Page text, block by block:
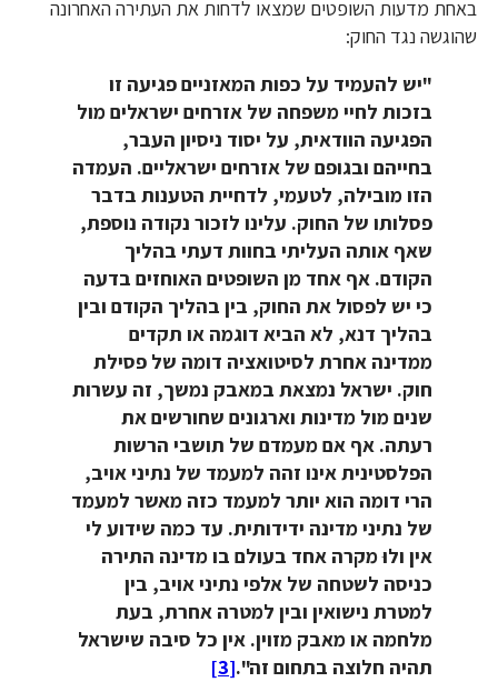
באחת מדעות השופטים שמצאו לדחות את העתירה האחרונה
שהוגשה נגד החוק:
"יש להעמיד על כפות המאזניים פגיעה זו
בזכות לחיי משפחה של אזרחים ישראלים מול
הפגיעה הוודאית, על יסוד ניסיון העבר,
בחייהם ובגופם של אזרחים ישראליים. העמדה
הזו מובילה, לטעמי, לדחיית הטענות בדבר
פסלותו של החוק. עלינו לזכור נקודה נוספת,
שאף אותה העליתי בחוות דעתי בהליך
הקודם. אף אחד מן השופטים האוחזים בדעה
כי יש לפסול את החוק, בין בהליך הקודם ובין
בהליך דנא, לא הביא דוגמה או תקדים
ממדינה אחרת לסיטואציה דומה של פסילת
חוק. ישראל נמצאת במאבק נמשך, זה עשרות
שנים מול מדינות וארגונים שחורשים את
רעתה. אף אם מעמדם של תושבי הרשות
הפלסטינית אינו זהה למעמד של נתיני אויב,
הרי דומה הוא יותר למעמד כזה מאשר למעמד
של נתיני מדינה ידידותית. עד כמה שידוע לי
אין ולוּ מקרה אחד בעולם בו מדינה התירה
כניסה לשטחה של אלפי נתיני אויב, בין
למטרת נישואין ובין למטרה אחרת, בעת
מלחמה או מאבק מזוין. אין כל סיבה שישראל
תהיה חלוצה בתחום זה".[3]